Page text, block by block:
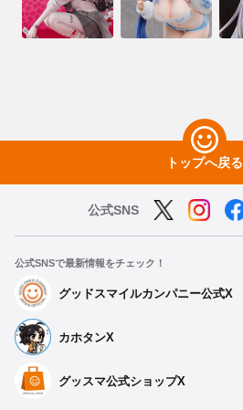
トップへ戻る
公式SNS
公式SNSで最新情報をチェック！
グッドスマイルカンパニー公式X
カホタンX
グッスマ公式ショップX